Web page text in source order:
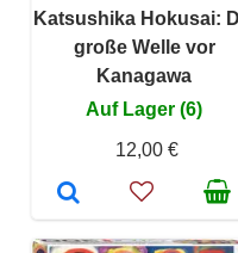
Katsushika Hokusai:
große Welle vor
Kanagawa
Auf Lager (6)
12,00 €